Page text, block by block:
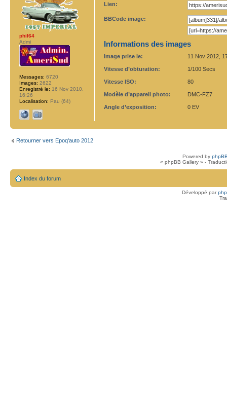
Lien:
BBCode image:
Informations des images
Image prise le: 11 Nov 2012,
Vitesse d’obturation: 1/100 Secs
Vitesse ISO: 80
Modèle d’appareil photo: DMC-FZ7
Angle d’exposition: 0 EV
phil64
Admi
Messages: 6720
Images: 2622
Enregistré le: 16 Nov 2010,
16:26
Localisation: Pau (64)
Retourner vers Epoq'auto 2012
Powered by
« phpBB Gallery » -
Index du forum
Développé par